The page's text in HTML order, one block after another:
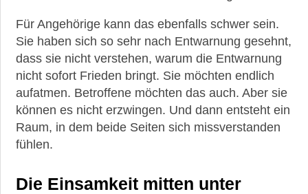
Für Angehörige kann das ebenfalls schwer sein.
Sie haben sich so sehr nach Entwarnung gesehnt,
dass sie nicht verstehen, warum die Entwarnung
nicht sofort Frieden bringt. Sie möchten endlich
aufatmen. Betroffene möchten das auch. Aber sie
können es nicht erzwingen. Und dann entsteht ein
Raum, in dem beide Seiten sich missverstanden
fühlen.
Die Einsamkeit mitten unter